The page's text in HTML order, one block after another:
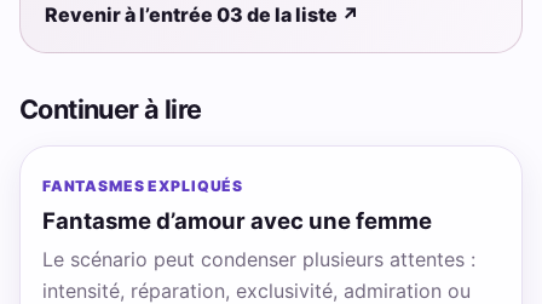
Revenir à l’entrée 03 de la liste ↗
Continuer à lire
FANTASMES EXPLIQUÉS
Fantasme d’amour avec une femme
Le scénario peut condenser plusieurs attentes :
intensité, réparation, exclusivité, admiration ou